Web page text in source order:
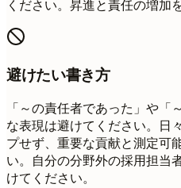
ください。昇進と責任の増加
避けたい書き方
「～の責任者であった」や
な表現は避けてください。日
プせず、重要な貢献と測定可
い。自分の分野外の採用担当
けてください。